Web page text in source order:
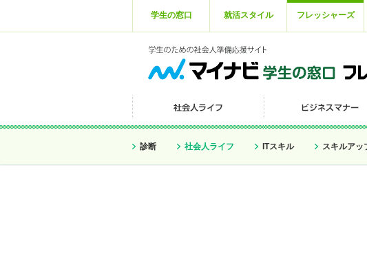
学生の窓口 就活スタイル フレッシャーズ
診断 社会人ライフ ITスキル スキルアッ